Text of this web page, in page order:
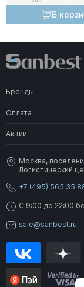
В
Бренды
Оплата
Акции
Москва,
Логистический
+7 (495) 565 35
C 9:00 до 22:00
sale@sanbest.ru